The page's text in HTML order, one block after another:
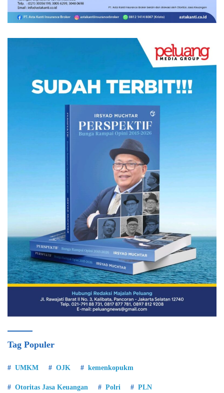
Tag Populer
UMKM OJK kemenkopukm
Otoritas Jasa Keuangan Polri PLN